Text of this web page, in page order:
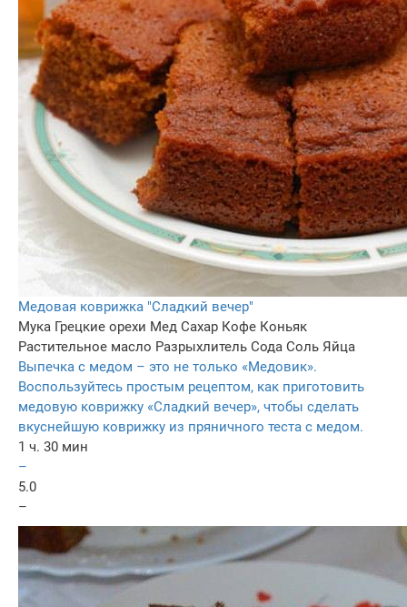
Медовая коврижка "Сладкий вечер"
Мука Грецкие орехи Мед Сахар Кофе Коньяк
Растительное масло Разрыхлитель Сода Соль Яйца
Выпечка с медом – это не только «Медовик».
Воспользуйтесь простым рецептом, как приготовить
медовую коврижку «Сладкий вечер», чтобы сделать
вкуснейшую коврижку из пряничного теста с медом.
1 ч. 30 мин
–
5.0
–